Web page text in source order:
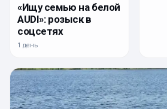
«Ищу семью на белой
AUDI»: розыск в
соцсетях
1 день